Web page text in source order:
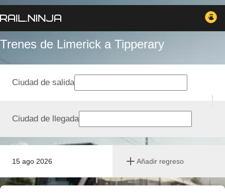
Trenes de Limerick a Tipperary
15 ago 2026 Añadir regreso
Ciudad de salida
Ciudad de llegada